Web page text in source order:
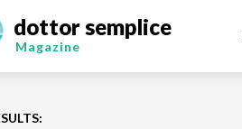
dottor semplice
Magazine